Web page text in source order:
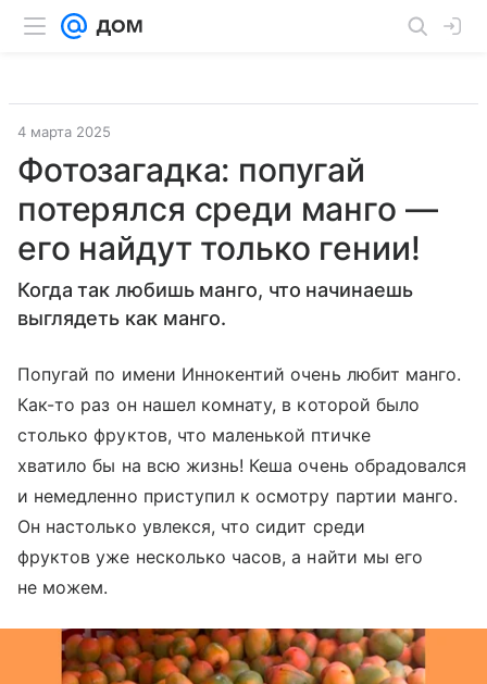
4 марта 2025
Фотозагадка: попугай
потерялся среди манго —
его найдут только гении!
Когда так любишь манго, что начинаешь
выглядеть как манго.
Попугай по имени Иннокентий очень любит манго.
Как-то раз он нашел комнату, в которой было
столько фруктов, что маленькой птичке
хватило бы на всю жизнь! Кеша очень обрадовался
и немедленно приступил к осмотру партии манго.
Он настолько увлекся, что сидит среди
фруктов уже несколько часов, а найти мы его
не можем.